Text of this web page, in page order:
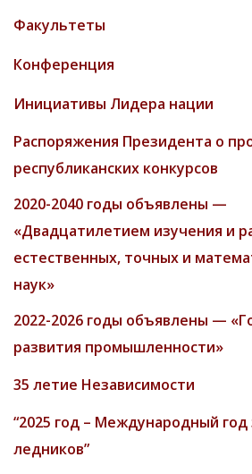
Факультеты
Конференция
Инициативы Лидера нации
Распоряжения Президента о
республиканских конкурсов
2020-2040 годы объявлены —
«Двадцатилетием изучения и
естественных, точных и
наук»
2022-2026 годы объявлены —
развития промышленности»
35 летие Независимости
“2025 год – Международный
ледников”